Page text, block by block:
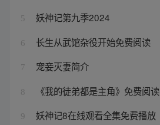
5 妖神记第九季2024
6 长生从武馆杂役开始免费阅读
7 宠妾灭妻简介
8 《我的徒弟都是主角》免费阅读
9 妖神记8在线观看全集免费播放